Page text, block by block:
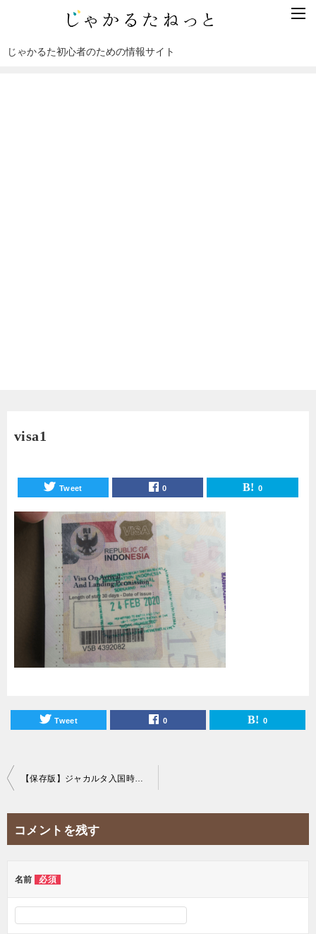
じゃかるた初心者のための情報サイト
visa1
Tweet 0 0
Tweet 0 0
投
ー
ョ
【保存版】ジャカルタ入国時に必要なビザの種類や取得方法をまとめて紹介！
コメントを残す
名前 必須